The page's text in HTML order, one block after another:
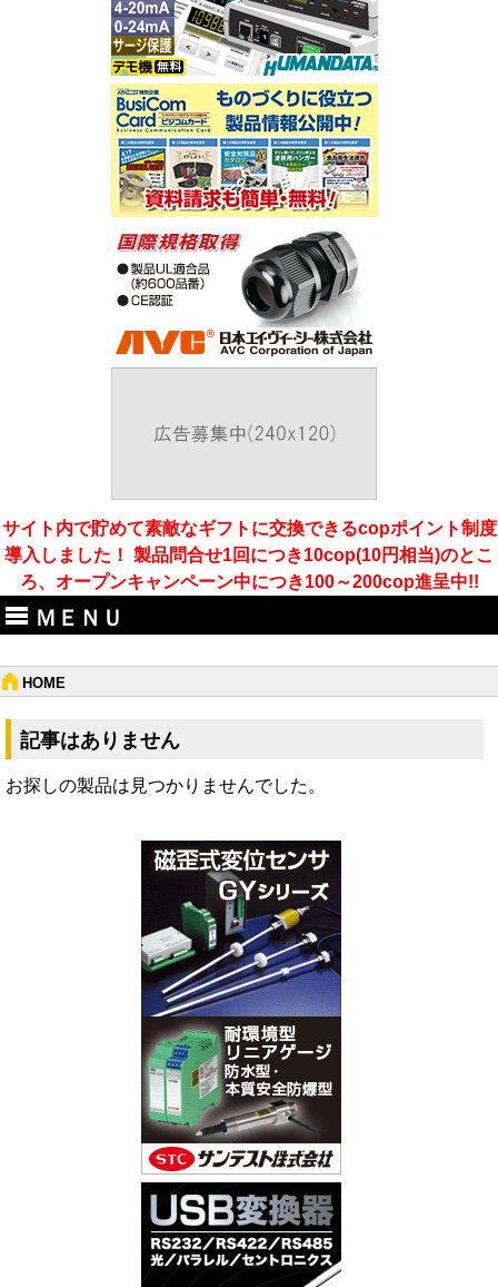
サイト内で貯めて素敵なギフトに交換できるcopポイント制度
導入しました！ 製品問合せ1回につき10cop(10円相当)のとこ
ろ、オープンキャンペーン中につき100～200cop進呈中!!
ＭＥＮＵ
HOME
記事はありません
お探しの製品は見つかりませんでした。